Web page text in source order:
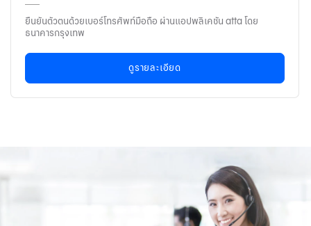
ยืนยันตัวตนด้วยเบอร์โทรศัพท์มือถือ ผ่านแอปพลิเคชัน atta โดย
ธนาคารกรุงเทพ
ดูรายละเอียด